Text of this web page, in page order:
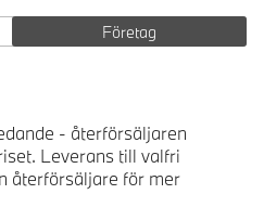
Företag
- återförsäljaren
Leverans till valfri
återförsäljare för mer